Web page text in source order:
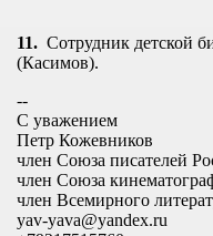
11. Сотрудник детской
(Касимов).
--
С уважением
Петр Кожевников
член Союза писателей
член Союза
член Всемирного
yav-yava@yandex.ru